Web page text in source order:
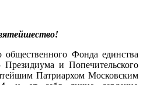
Фонда единства
Президиума и Попечительского
Патриархом Московским